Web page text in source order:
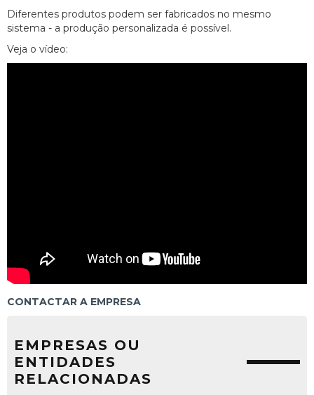
Diferentes produtos podem ser fabricados no mesmo
sistema - a produção personalizada é possível.
Veja o vídeo:
CONTACTAR A EMPRESA
EMPRESAS OU
ENTIDADES
RELACIONADAS